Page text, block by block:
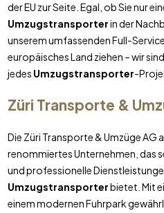
der EU zur Seite. Egal, ob Sie nur
Umzugstransporterin der
unserem umfassenden Full-
europäisches Land ziehen – wir
jedes Umzugstransporter-
Züri Transporte &
Die Züri Transporte & Umzüge AG
renommiertes Unternehmen, das
und professionelle
Umzugstransporterbietet. Mit
einem modernen Fuhrpark